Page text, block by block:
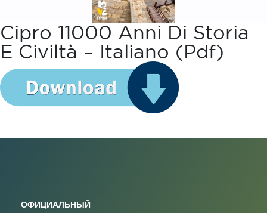
Cipro 11000 Anni Di Storia
E Civiltà – Italiano (pdf)
ОФИЦИАЛЬНЫЙ